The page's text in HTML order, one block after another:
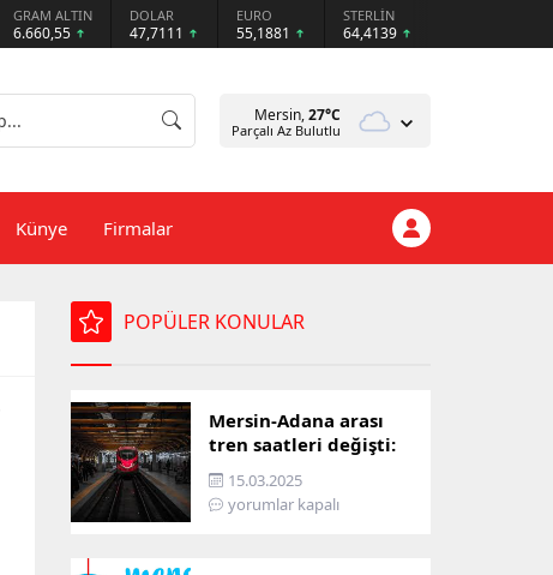
GRAM ALTIN
6.660,55
DOLAR
47,7111
EURO
55,1881
STERLİN
64,4139
Mersin,27°C
Parçalı Az Bulutlu
Künye Firmalar
POPÜLER KONULAR
Mersin-Adana arası
tren saatleri değişti:
İşte yeni ulaşım listesi
15.03.2025
yorumlar kapalı